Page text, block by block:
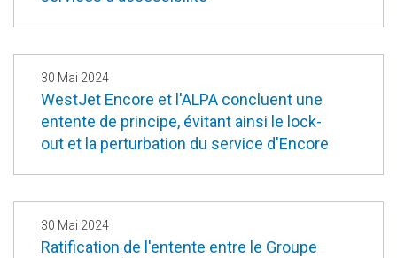
30 Mai 2024
WestJet Encore et l'ALPA concluent une
entente de principe, évitant ainsi le lock-
out et la perturbation du service d'Encore
30 Mai 2024
Ratification de l'entente entre le Groupe